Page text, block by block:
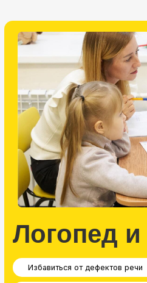
Групповые и индивидуальные занятия
неделю
Предварительная диагностика
Проверенная методика обучения
Длительность курса 9 месяцев
Стоимость от 690 рублей
Записаться на пробное
Быстрее читать и понимать прочитанное
Повысить технику чтения